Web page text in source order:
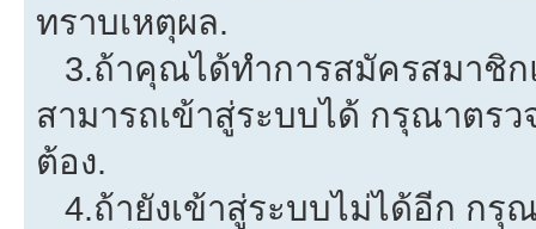
ทราบเหตุผล.
3.ถ้าคุณได้ทำการสมัครสมาชิ
สามารถเข้าสู่ระบบได้ กรุณาตรว
ต้อง.
4.ถ้ายังเข้าสู่ระบบไม่ได้อีก กรุ